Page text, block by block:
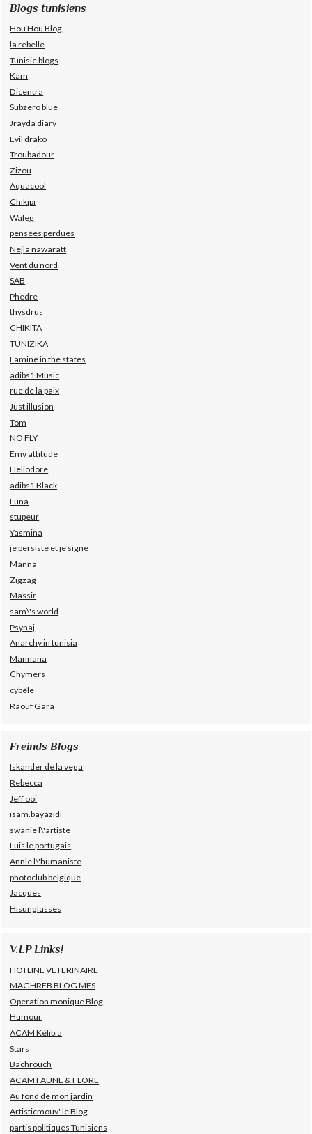
Blogs tunisiens
Hou Hou Blog
la rebelle
Tunisie blogs
Kam
Dicentra
Subzero blue
Jrayda diary
Evil drako
Troubadour
Zizou
Aquacool
Chikipi
Waleg
pensées perdues
Nejla nawaratt
Vent du nord
SAB
Phedre
thysdrus
CHIKITA
TUNIZIKA
Lamine in the states
adibs1 Music
rue de la paix
Just illusion
Tom
NO FLY
Emy attitude
Heliodore
adibs1 Black
Luna
stupeur
Yasmina
je persiste et je signe
Manna
Zigzag
Massir
sam\'s world
Psynaj
Anarchy in tunisia
Mannana
Chymers
cybèle
Raouf Gara
Freinds Blogs
Iskander de la vega
Rebecca
Jeff ooi
isam.bayazidi
swanie l\'artiste
Luis le portugais
Annie l\'humaniste
photoclub belgique
Jacques
Hisunglasses
V.I.P Links!
HOTLINE VETERINAIRE
MAGHREB BLOG MFS
Operation monique Blog
Humour
ACAM Kélibia
Stars
Bachrouch
ACAM FAUNE & FLORE
Au fond de mon jardin
Artisticmouv' le Blog
partis politiques Tunisiens